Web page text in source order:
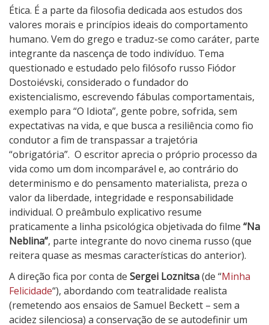
N
a
N
e
b
l
i
n
a
Ética. É a parte da filosofia dedicada aos estudos dos
valores morais e princípios ideais do comportamento
humano. Vem do grego e traduz-se como caráter, parte
integrante da nascença de todo indivíduo. Tema
questionado e estudado pelo filósofo russo Fiódor
Dostoiévski, considerado o fundador do
existencialismo, escrevendo fábulas comportamentais,
exemplo para “O Idiota”, gente pobre, sofrida, sem
expectativas na vida, e que busca a resiliência como fio
condutor a fim de transpassar a trajetória
“obrigatória”. O escritor aprecia o próprio processo da
vida como um dom incomparável e, ao contrário do
determinismo e do pensamento materialista, preza o
valor da liberdade, integridade e responsabilidade
individual. O preâmbulo explicativo resume
praticamente a linha psicológica objetivada do filme “Na
Neblina”, parte integrante do novo cinema russo (que
reitera quase as mesmas características do anterior).
A direção fica por conta de Sergei Loznitsa(de “Minha
Felicidade“), abordando com teatralidade realista
(remetendo aos ensaios de Samuel Beckett – sem a
acidez silenciosa) a conservação de se autodefinir um